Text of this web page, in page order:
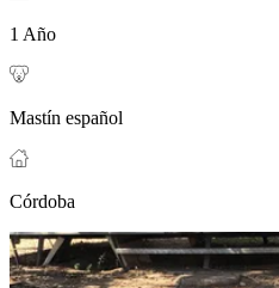
1 Año
Mastín español
Córdoba